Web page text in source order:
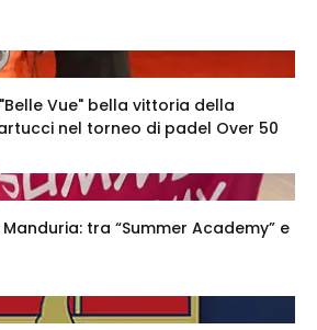
Vue" bella vittoria della
nel torneo di padel Over 50
tra “Summer Academy” e